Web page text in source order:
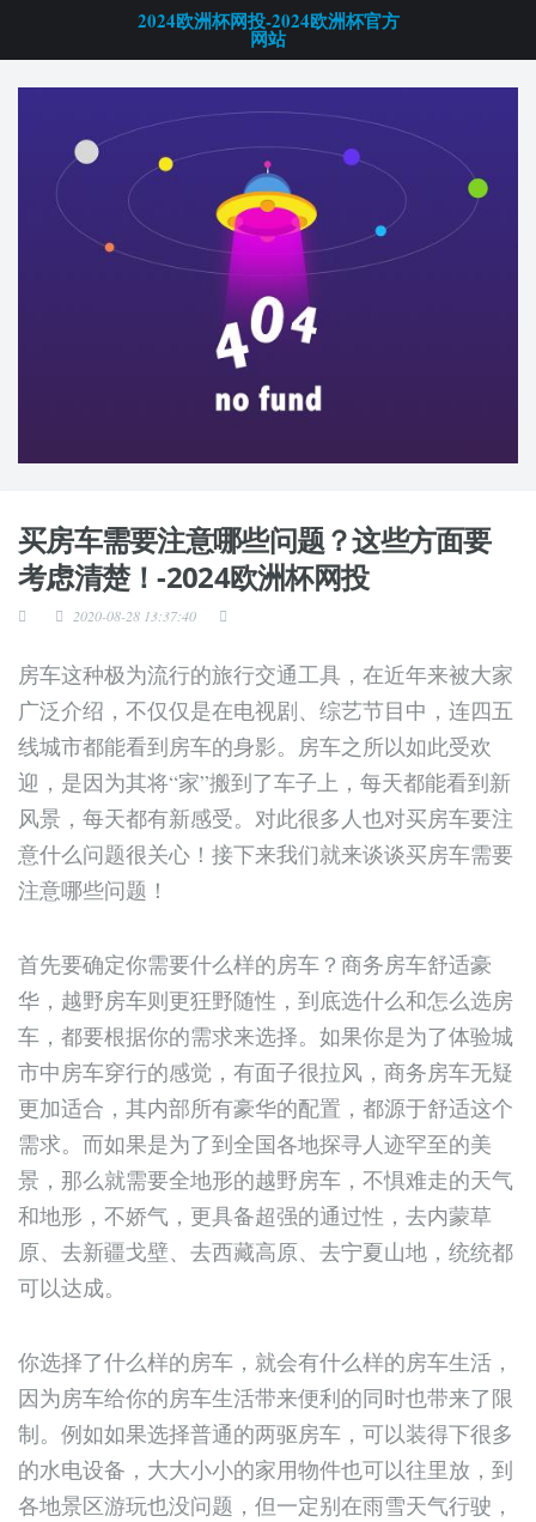
2024欧洲杯网投-2024欧洲杯官方
网站
买房车需要注意哪些问题？这些方面要
考虑清楚！-2024欧洲杯网投
2020-08-28 13:37:40
房车这种极为流行的旅行交通工具，在近年来被大家
广泛介绍，不仅仅是在电视剧、综艺节目中，连四五
线城市都能看到房车的身影。房车之所以如此受欢
迎，是因为其将“家”搬到了车子上，每天都能看到新
风景，每天都有新感受。对此很多人也对买房车要注
意什么问题很关心！接下来我们就来谈谈买房车需要
注意哪些问题！
首先要确定你需要什么样的房车？商务房车舒适豪
华，越野房车则更狂野随性，到底选什么和怎么选房
车，都要根据你的需求来选择。如果你是为了体验城
市中房车穿行的感觉，有面子很拉风，商务房车无疑
更加适合，其内部所有豪华的配置，都源于舒适这个
需求。而如果是为了到全国各地探寻人迹罕至的美
景，那么就需要全地形的越野房车，不惧难走的天气
和地形，不娇气，更具备超强的通过性，去内蒙草
原、去新疆戈壁、去西藏高原、去宁夏山地，统统都
可以达成。
你选择了什么样的房车，就会有什么样的房车生活，
因为房车给你的房车生活带来便利的同时也带来了限
制。例如如果选择普通的两驱房车，可以装得下很多
的水电设备，大大小小的家用物件也可以往里放，到
各地景区游玩也没问题，但一定别在雨雪天气行驶，